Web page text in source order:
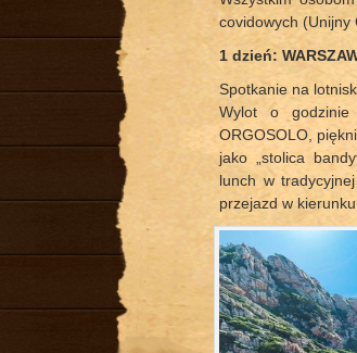
covidowych (Unijny
1 dzień:
Spotkanie na
Wylot o
ORGOSOLO,
jako „stolica
lunch w
przejazd w